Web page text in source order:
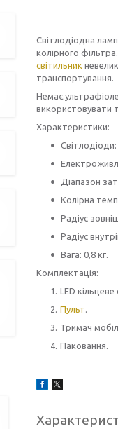
Світлодіодна
колірного
світильник
транспортування.
Немає
використовувати
Характеристики:
Діапазон
Колірна
Радіус
Радіус
Вага: 0,8 кг.
Комплектація:
LED кільцеве
Пульт
Тримач
Паковання.